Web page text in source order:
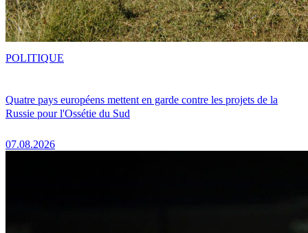
Quatre pays européens mettent en garde contre les projets de la
Russie pour l'Ossétie du Sud
07.08.2026
POLITIQUE